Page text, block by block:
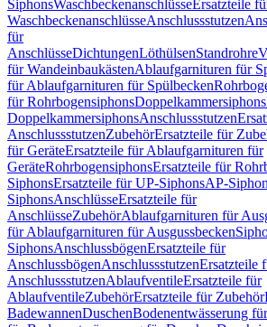
SiphonsWaschbeckenanschlüsseErsatzteile
WaschbeckenanschlüsseAnschlussstutzen
für
AnschlüsseDichtungenLöthülsenStandrohre
für WandeinbaukästenAblaufgarnituren für
für Ablaufgarnituren für Spülbecken
für RohrbogensiphonsDoppelkammersiphons
DoppelkammersiphonsAnschlussstutzen
AnschlussstutzenZubehörErsatzteile für
für GeräteErsatzteile für Ablaufgarnituren für
GeräteRohrbogensiphonsErsatzteile für
SiphonsErsatzteile für UP-SiphonsAP-
SiphonsAnschlüsseErsatzteile für
AnschlüsseZubehörAblaufgarnituren für
für Ablaufgarnituren für Ausgussbecken
SiphonsAnschlussbögenErsatzteile für
AnschlussbögenAnschlussstutzenErsatzteile
AnschlussstutzenAblaufventileErsatzteile für
AblaufventileZubehörErsatzteile für Zubehör
BadewannenDuschenBodenentwässerung